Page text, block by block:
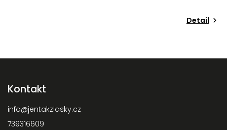
Detail
Kontakt
info@jentakzlasky.cz
739316609